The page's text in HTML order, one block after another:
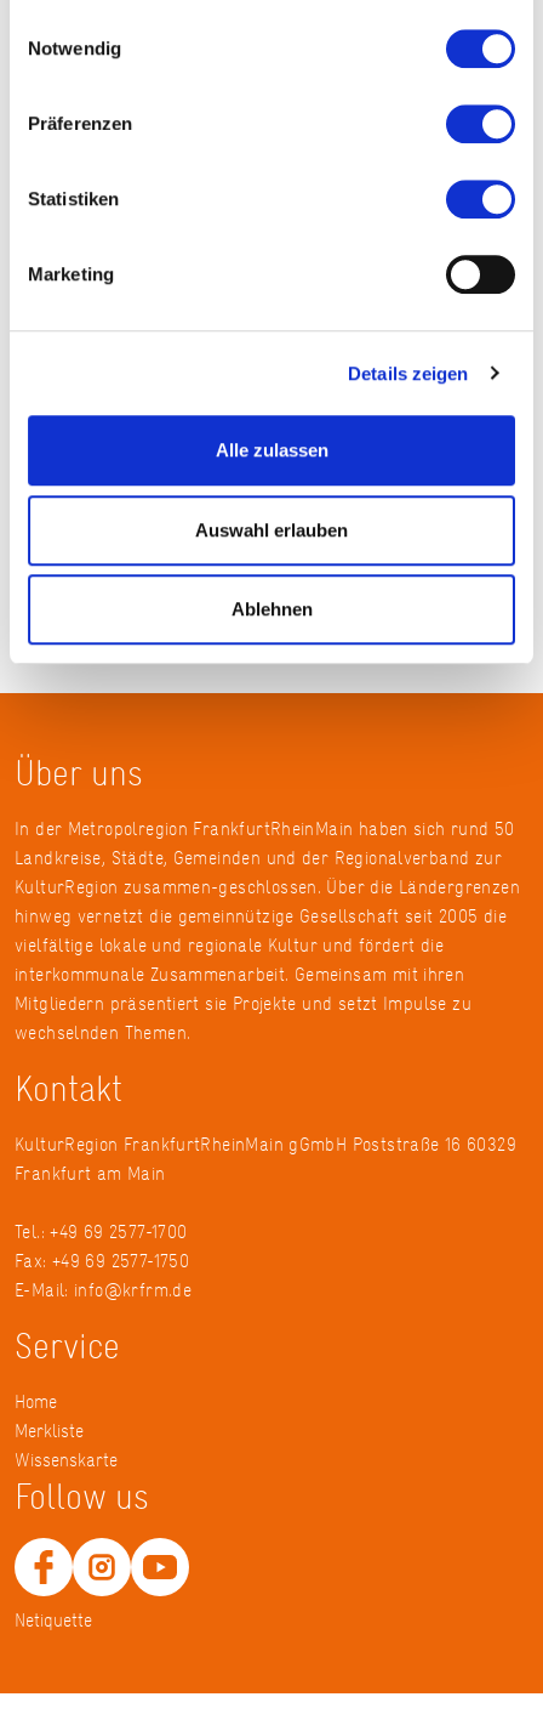
Notwendig
Präferenzen
Statistiken
Marketing
Details zeigen
Alle zulassen
Auswahl erlauben
Ablehnen
Über uns
In der Metropolregion FrankfurtRheinMain haben sich rund 50
Landkreise, Städte, Gemeinden und der Regionalverband zur
KulturRegion zusammen-geschlossen. Über die Ländergrenzen
hinweg vernetzt die gemeinnützige Gesellschaft seit 2005 die
vielfältige lokale und regionale Kultur und fördert die
interkommunale Zusammenarbeit. Gemeinsam mit ihren
Mitgliedern präsentiert sie Projekte und setzt Impulse zu
wechselnden Themen.
Kontakt
KulturRegion FrankfurtRheinMain gGmbH Poststraße 16 60329
Frankfurt am Main
Tel.: +49 69 2577-1700
Fax: +49 69 2577-1750
E-Mail: info@krfrm.de
Service
Home
Merkliste
Wissenskarte
Follow us
Netiquette